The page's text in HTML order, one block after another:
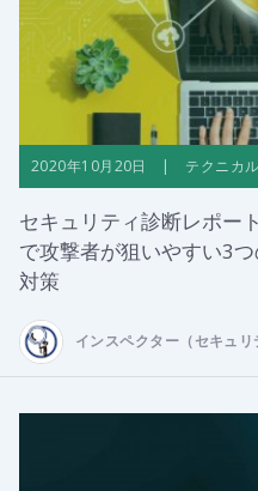
2020年10月20日 | テクニカル
セキュリティ診断レポー
で攻撃者が狙いやすい3
対策
インスペクター（セキュリ